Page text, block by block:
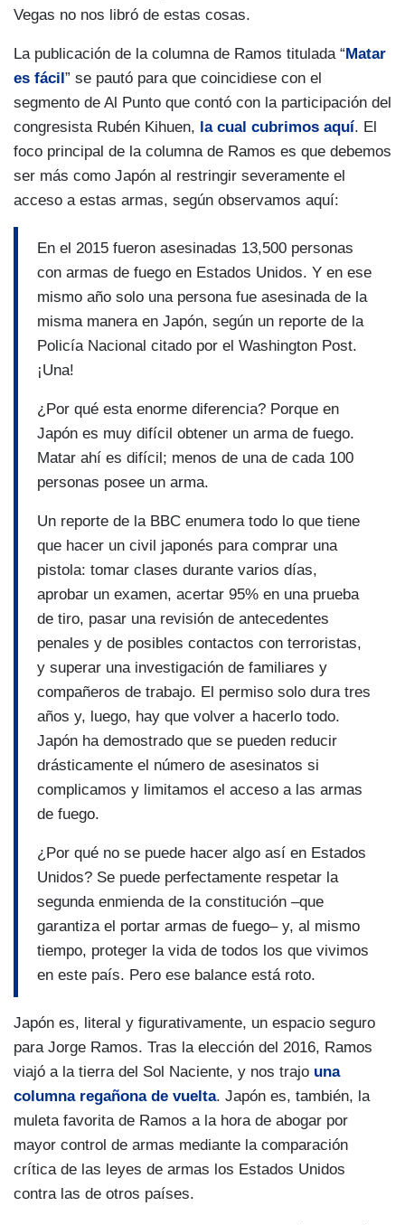
Vegas no nos libró de estas cosas.
La publicación de la columna de Ramos titulada “Matar
es fácil” se pautó para que coincidiese con el
segmento de Al Punto que contó con la participación del
congresista Rubén Kihuen, la cual cubrimos aquí. El
foco principal de la columna de Ramos es que debemos
ser más como Japón al restringir severamente el
acceso a estas armas, según observamos aquí:
En el 2015 fueron asesinadas 13,500 personas
con armas de fuego en Estados Unidos. Y en ese
mismo año solo una persona fue asesinada de la
misma manera en Japón, según un reporte de la
Policía Nacional citado por el Washington Post.
¡Una!
¿Por qué esta enorme diferencia? Porque en
Japón es muy difícil obtener un arma de fuego.
Matar ahí es difícil; menos de una de cada 100
personas posee un arma.
Un reporte de la BBC enumera todo lo que tiene
que hacer un civil japonés para comprar una
pistola: tomar clases durante varios días,
aprobar un examen, acertar 95% en una prueba
de tiro, pasar una revisión de antecedentes
penales y de posibles contactos con terroristas,
y superar una investigación de familiares y
compañeros de trabajo. El permiso solo dura tres
años y, luego, hay que volver a hacerlo todo.
Japón ha demostrado que se pueden reducir
drásticamente el número de asesinatos si
complicamos y limitamos el acceso a las armas
de fuego.
¿Por qué no se puede hacer algo así en Estados
Unidos? Se puede perfectamente respetar la
segunda enmienda de la constitución –que
garantiza el portar armas de fuego– y, al mismo
tiempo, proteger la vida de todos los que vivimos
en este país. Pero ese balance está roto.
Japón es, literal y figurativamente, un espacio seguro
para Jorge Ramos. Tras la elección del 2016, Ramos
viajó a la tierra del Sol Naciente, y nos trajo una
columna regañona de vuelta. Japón es, también, la
muleta favorita de Ramos a la hora de abogar por
mayor control de armas mediante la comparación
crítica de las leyes de armas los Estados Unidos
contra las de otros países.